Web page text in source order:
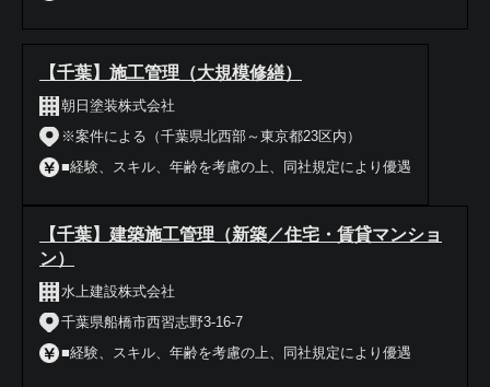
【千葉】施工管理（大規模修繕）
朝日塗装株式会社
※案件による（千葉県北西部～東京都23区内）
■経験、スキル、年齢を考慮の上、同社規定により優遇
【千葉】建築施工管理（新築／住宅・賃貸マンショ
ン）
水上建設株式会社
千葉県船橋市西習志野3-16-7
■経験、スキル、年齢を考慮の上、同社規定により優遇